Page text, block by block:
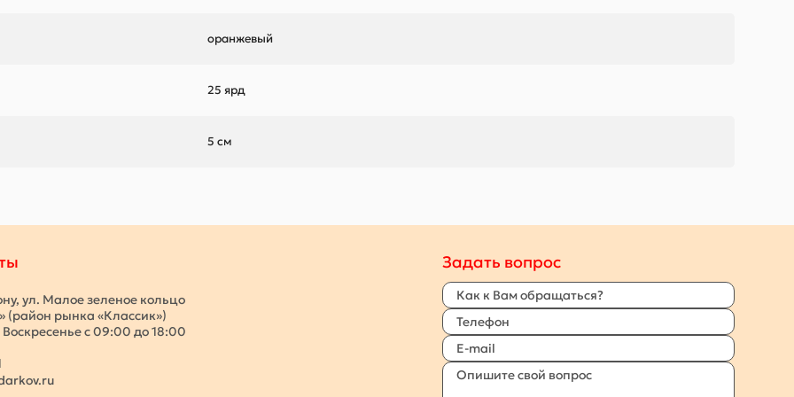
оранжевый
25 ярд
5 см
ул. Малое зеленое кольцо
(район рынка «Классик»)
с 09:00 до 18:00
Задать вопрос